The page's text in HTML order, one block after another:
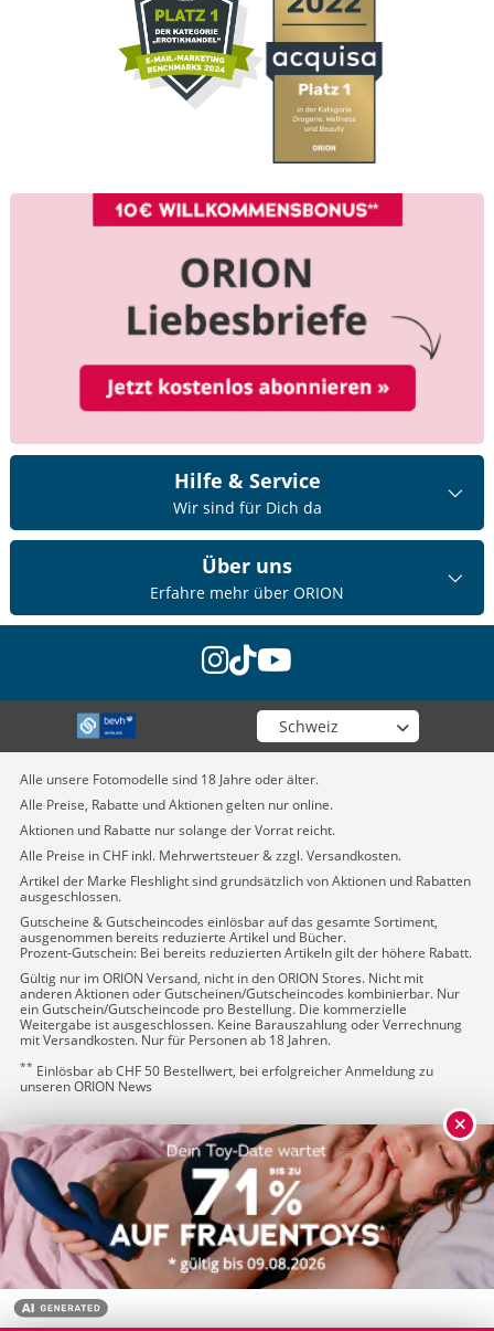
Hilfe & Service
Wir sind für Dich da
Über uns
Erfahre mehr über ORION
instagram
tiktok
youtube
Wähle deinen Shop
Alle unsere Fotomodelle sind 18 Jahre oder älter.
Alle Preise, Rabatte und Aktionen gelten nur online.
Aktionen und Rabatte nur solange der Vorrat reicht.
Alle Preise in CHF inkl. Mehrwertsteuer & zzgl. Versandkosten.
Artikel der Marke Fleshlight sind grundsätzlich von Aktionen und Rabatten
ausgeschlossen.
Gutscheine & Gutscheincodes einlösbar auf das gesamte Sortiment,
ausgenommen bereits reduzierte Artikel und Bücher.
Prozent-Gutschein: Bei bereits reduzierten Artikeln gilt der höhere Rabatt.
Gültig nur im ORION Versand, nicht in den ORION Stores. Nicht mit
anderen Aktionen oder Gutscheinen/Gutscheincodes kombinierbar. Nur
ein Gutschein/Gutscheincode pro Bestellung. Die kommerzielle
Weitergabe ist ausgeschlossen. Keine Barauszahlung oder Verrechnung
mit Versandkosten. Nur für Personen ab 18 Jahren.
** Einlösbar ab CHF 50 Bestellwert, bei erfolgreicher Anmeldung zu
unseren ORION News